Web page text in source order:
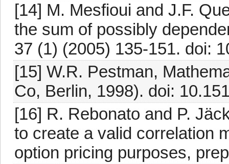
[14] M. Mesfioui and J.F.
the sum of possibly
37 (1) (2005) 135-151. doi:
[15] W.R. Pestman,
Co, Berlin, 1998). doi:
[16] R. Rebonato and P.
to create a valid correlation
option pricing purposes,